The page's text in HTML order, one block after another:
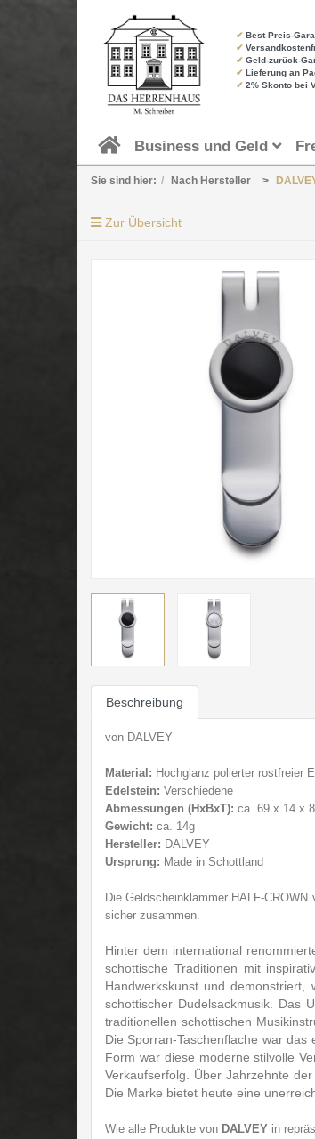
✔ Best-Preis-
✔
✔ Geld-zurück-
✔ Lieferung an
✔ 2% Skonto bei
Business und Geld
Sie sind hier: Nach Hersteller
Zur Übersicht
Beschreibung
von DALVEY
Material: Hochglanz polierter rostfreier E
Edelstein: Verschiedene
Abmessungen (HxBxT): ca. 69 x 14 x
Gewicht: ca. 14g
Hersteller: DALVEY
Ursprung: Made in Schottland
Die Geldscheinklammer HALF-
sicher zusammen.
Hinter dem international
schottische Traditionen mit
Handwerkskunst und
schottischer Dudelsackmusik. Das
traditionellen schottischen
Die Sporran-Taschenflache war
Form war diese moderne stilvolle
Verkaufserfolg. Über Jahrzehnte
Die Marke bietet heute eine
Wie alle Produkte von DALVEY in